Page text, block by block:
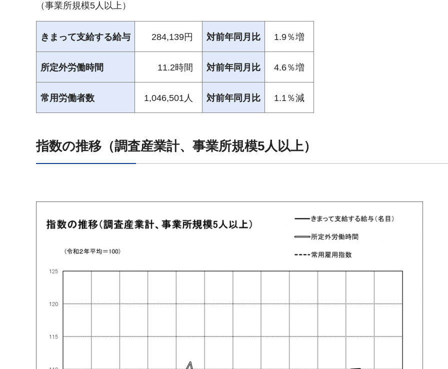
（事業所規模5人以上）
きまって支給する給与 284,139円 対前年同月比 1.9％増
所定外労働時間 11.2時間 対前年同月比 4.6％増
常用労働者数 1,046,501人 対前年同月比 1.1％減
指数の推移（調査産業計、事業所規模5人以上）